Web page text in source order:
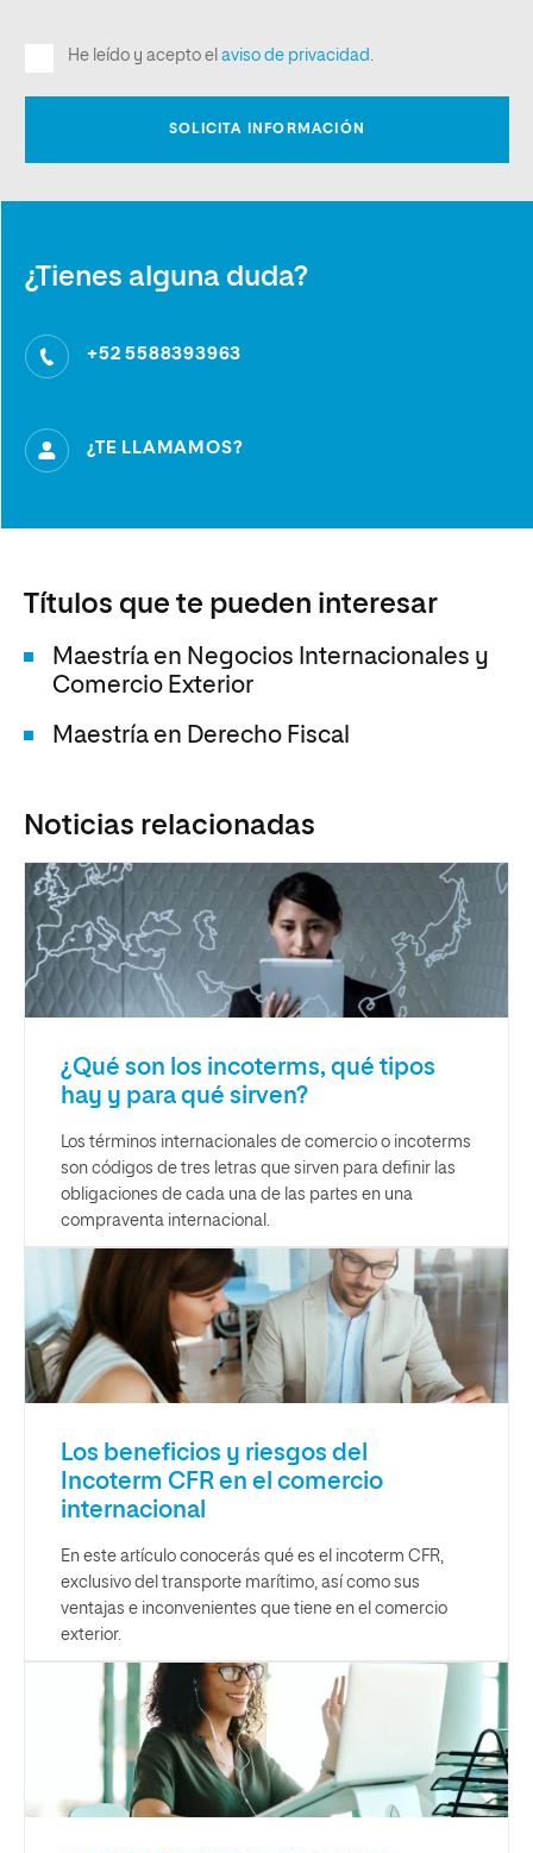
¿Tienes alguna duda?
+52 5588393963
¿TE LLAMAMOS?
Títulos que te pueden interesar
Maestría en Negocios Internacionales y
Comercio Exterior
Maestría en Derecho Fiscal
Noticias relacionadas
¿Qué son los incoterms, qué tipos
hay y para qué sirven?
Los términos internacionales de comercio o incoterms
son códigos de tres letras que sirven para definir las
obligaciones de cada una de las partes en una
compraventa internacional.
Los beneficios y riesgos del
Incoterm CFR en el comercio
internacional
En este artículo conocerás qué es el incoterm CFR,
exclusivo del transporte marítimo, así como sus
ventajas e inconvenientes que tiene en el comercio
exterior.